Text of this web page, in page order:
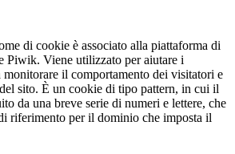
di cookie è associato alla piattaforma di
Piwik. Viene utilizzato per aiutare i
il comportamento dei visitatori e
sito. È un cookie di tipo pattern, in cui il
da una breve serie di numeri e lettere, che
riferimento per il dominio che imposta il